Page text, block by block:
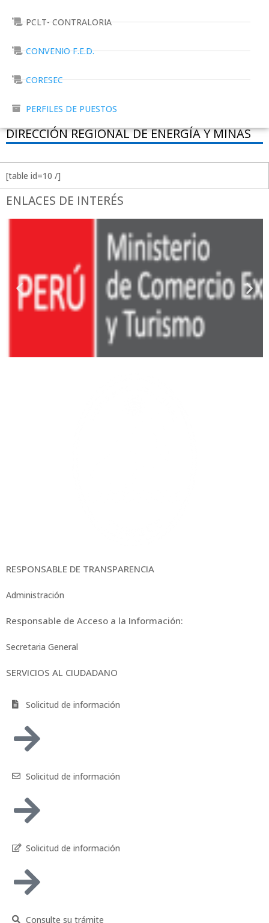
PCLT- CONTRALORIA
CONVENIO F.E.D.
CORESEC
PERFILES DE PUESTOS
DIRECCIÓN REGIONAL DE ENERGÍA Y MINAS
[table id=10 /]
ENLACES DE INTERÉS
RESPONSABLE DE TRANSPARENCIA
Administración
Responsable de Acceso a la Información:
Secretaria General
SERVICIOS AL CIUDADANO
Solicitud de información
Solicitud de información
Solicitud de información
Consulte su trámite